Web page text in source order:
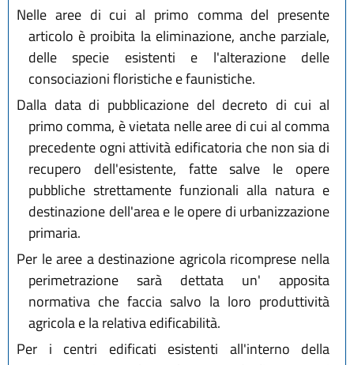
Nelle aree di cui al primo comma del presente
articolo è proibita la eliminazione, anche parziale,
delle specie esistenti e l'alterazione delle
consociazioni floristiche e faunistiche.
Dalla data di pubblicazione del decreto di cui al
primo comma, è vietata nelle aree di cui al comma
precedente ogni attività edificatoria che non sia di
recupero dell'esistente, fatte salve le opere
pubbliche strettamente funzionali alla natura e
destinazione dell'area e le opere di urbanizzazione
primaria.
Per le aree a destinazione agricola ricomprese nella
perimetrazione sarà dettata un' apposita
normativa che faccia salvo la loro produttività
agricola e la relativa edificabilità.
Per i centri edificati esistenti all'interno della